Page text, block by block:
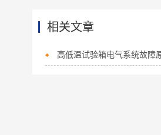
相关文章